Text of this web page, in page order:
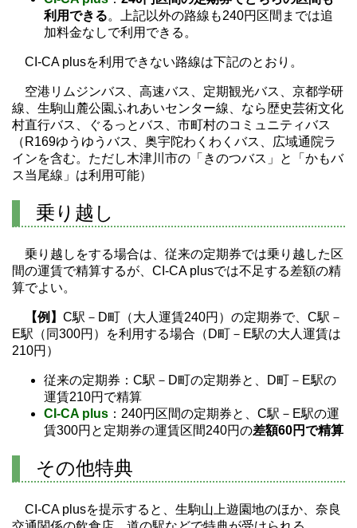
利用できる。上記以外の路線も240円区間までは追
加料金なしで利用できる。
CI-CA plusを利用できない路線は下記のとおり。
空港リムジンバス、高速バス、定期観光バス、京都学研
線、生駒山麓公園ふれあいセンター線、なら歴史芸術文化
村直行バス、ぐるっとバス、市町村のコミュニティバス
（R169ゆうゆうバス、奥宇陀わくわくバス、広域通院ラ
インを含む。ただし木津川市の「きのつバス」と「かもバ
ス当尾線」は利用可能）
乗り越し
乗り越しをする場合は、従来の定期券では乗り越した区
間の運賃で精算するが、CI-CA plusでは不足する差額の精
算でよい。
【例】 C駅－D町（大人運賃240円）の定期券で、C駅－
E駅（同300円）を利用する場合（D町－E駅の大人運賃は
210円）
従来の定期券：C駅－D町の定期券と、D町－E駅の
運賃210円で精算
CI-CA plus ：240円区間の定期券と、C駅－E駅の運
賃300円と定期券の運賃区間240円の差額60円で精算
その他特典
CI-CA plusを提示すると、生駒山上遊園地のほか、奈良